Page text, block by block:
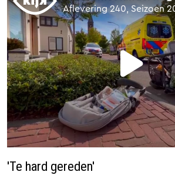
'Te hard gereden'